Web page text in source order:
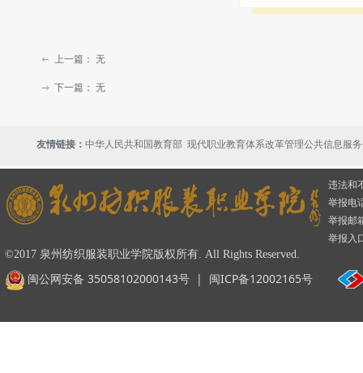
ꂃ 上一篇： 无
ꁹ 下一篇： 无
©2017 泉州纺织服装职业学院版权所有. All Rights Reserved.
闽公网安备 35058102000143号 | 闽ICP备12002165号
违法和
举报电
举报邮
举报入
友情链接： 中华人民共和国教育部 现代职业教育体系改革管理公共信息服